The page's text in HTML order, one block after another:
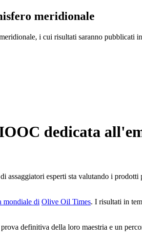
meridionale
i cui risultati saranno pubblicati
dedicata
esperti sta valutando i
mondiale di Olive Oil Times. I risultati in
definitiva della loro maestria e un